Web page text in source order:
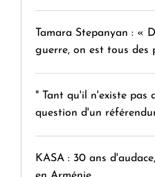
Tamara Stepanyan : «
guerre, on est tous des
" Tant qu'il n'existe pas
question d'un
KASA : 30 ans